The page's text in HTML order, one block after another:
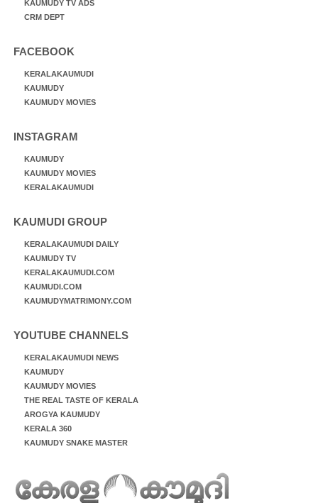
KAUMUDY TV ADS
CRM DEPT
FACEBOOK
KERALAKAUMUDI
KAUMUDY
KAUMUDY MOVIES
INSTAGRAM
KAUMUDY
KAUMUDY MOVIES
KERALAKAUMUDI
KAUMUDI GROUP
KERALAKAUMUDI DAILY
KAUMUDY TV
KERALAKAUMUDI.COM
KAUMUDI.COM
KAUMUDYMATRIMONY.COM
YOUTUBE CHANNELS
KERALAKAUMUDI NEWS
KAUMUDY
KAUMUDY MOVIES
THE REAL TASTE OF KERALA
AROGYA KAUMUDY
KERALA 360
KAUMUDY SNAKE MASTER